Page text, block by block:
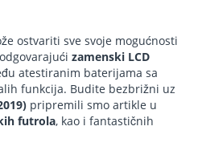
ostvariti sve svoje mogućnosti
zamenski LCD
atestiranim baterijama sa
funkcija. Budite bezbrižni uz
pripremili smo artikle u
futrola, kao i fantastičnih